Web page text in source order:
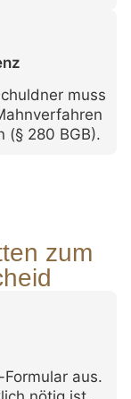
muss
(§ 280 BGB).
zum
aus.